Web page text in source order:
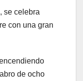
se celebra
con una gran
de ocho